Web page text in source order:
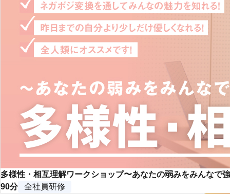
多様性・相互理解ワークショップ〜あなたの弱みをみんなで
90分
全社員研修